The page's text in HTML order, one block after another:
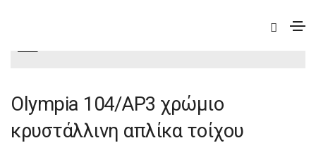
Olympia Φωτιστικά Τοίχου-Απλίκες
Olympia 104/AP3 χρώμιο
κρυστάλλινη απλίκα τοίχου